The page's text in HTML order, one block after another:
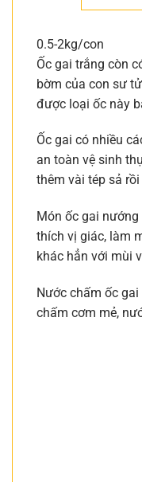
0.5-2kg/con
Ốc gai trắng còn
bờm của con sư
được loại ốc này
Ốc gai có nhiều
an toàn vệ sinh
thêm vài tép sả
Món ốc gai
thích vị giác, làm
khác hẳn với mùi
Nước chấm ốc
chấm cơm mẻ,